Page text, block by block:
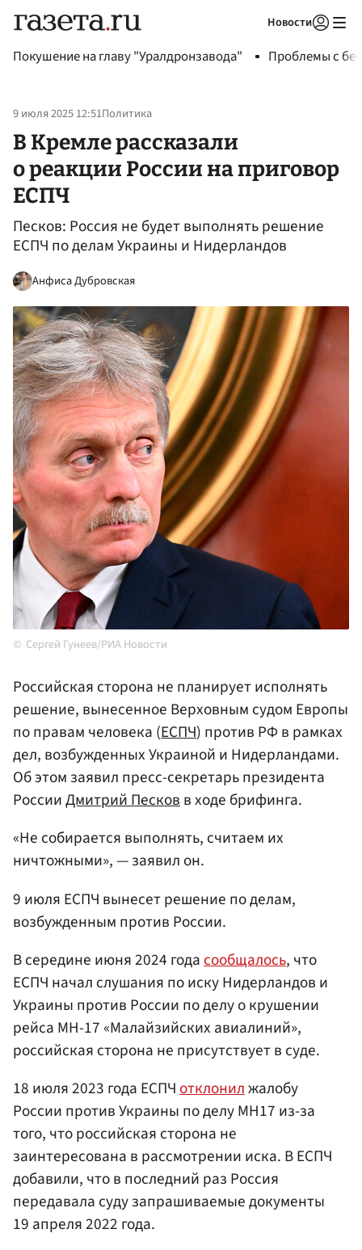
Новости
Покушение на главу "Уралдронзавода" Проблемы с
9 июля 2025 12:51Политика
В Кремле рассказали
о реакции России на приговор
ЕСПЧ
Песков: Россия не будет выполнять решение
ЕСПЧ по делам Украины и Нидерландов
Анфиса Дубровская
Сергей Гунеев/РИА Новости
Российская сторона не планирует исполнять
решение, вынесенное Верховным судом Европы
по правам человека (ЕСПЧ) против РФ в рамках
дел, возбужденных Украиной и Нидерландами.
Об этом заявил пресс-секретарь президента
РоссииДмитрий Песковв ходе брифинга.
«Не собирается выполнять, считаем их
ничтожными», — заявил он.
9 июля ЕСПЧ вынесет решение по делам,
возбужденным против России.
В середине июня 2024 годасообщалось, что
ЕСПЧ начал слушания по иску Нидерландов и
Украины против России по делу о крушении
рейса MH-17 «Малайзийских авиалиний»,
российская сторона не присутствует в суде.
18 июля 2023 года ЕСПЧотклонилжалобу
России против Украины по делу MH17 из-за
того, что российская сторона не
заинтересована в рассмотрении иска. В ЕСПЧ
добавили, что в последний раз Россия
передавала суду запрашиваемые документы
19 апреля 2022 года.